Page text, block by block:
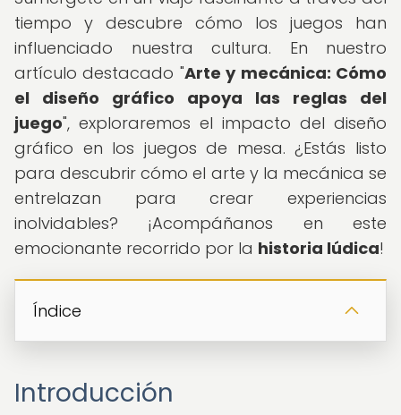
tiempo y descubre cómo los juegos han
influenciado nuestra cultura. En nuestro
artículo destacado "Arte y mecánica: Cómo
el diseño gráfico apoya las reglas del
juego", exploraremos el impacto del diseño
gráfico en los juegos de mesa. ¿Estás listo
para descubrir cómo el arte y la mecánica se
entrelazan para crear experiencias
inolvidables? ¡Acompáñanos en este
emocionante recorrido por la historia lúdica!
Índice
Introducción